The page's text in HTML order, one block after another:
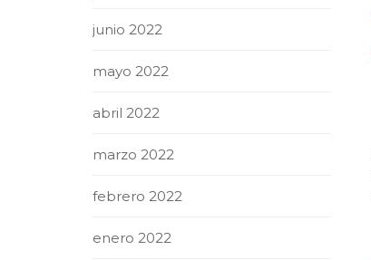
junio 2022
mayo 2022
abril 2022
marzo 2022
febrero 2022
enero 2022